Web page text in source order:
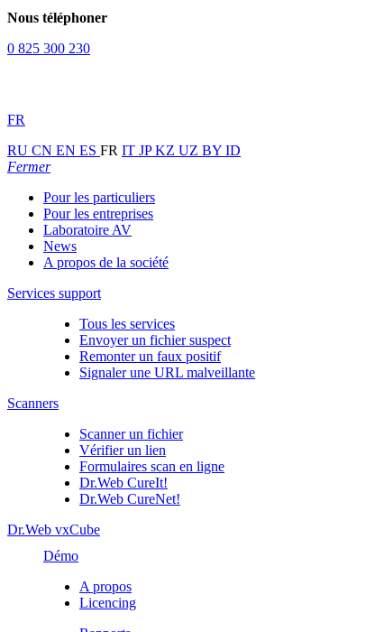
Nous téléphoner
0 825 300 230
FR
RU CN EN ES FR IT JPKZ UZ BY ID
Fermer
Pour les particuliers
Pour les entreprises
Laboratoire AV
News
A propos de la société
Services support
Tous les services
Envoyer un fichier suspect
Remonter un faux positif
Signaler une URL malveillante
Scanners
Scanner un fichier
Vérifier un lien
Formulaires scan en ligne
Dr.Web CureIt!
Dr.Web CureNet!
Dr.Web vxCube
Démo
A propos
Licencing